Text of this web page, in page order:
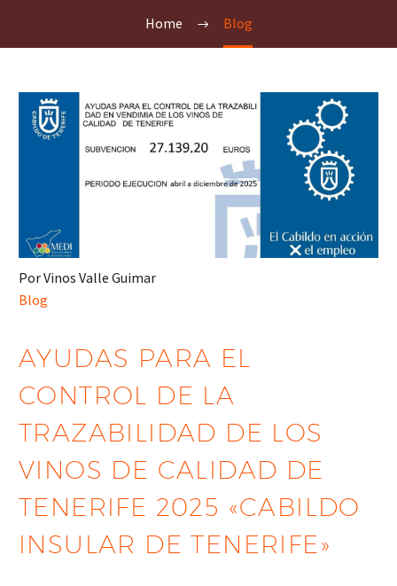
Home Blog
Por Vinos Valle Guimar
Blog
AYUDAS PARA EL
CONTROL DE LA
TRAZABILIDAD DE LOS
VINOS DE CALIDAD DE
TENERIFE 2025 «CABILDO
INSULAR DE TENERIFE»